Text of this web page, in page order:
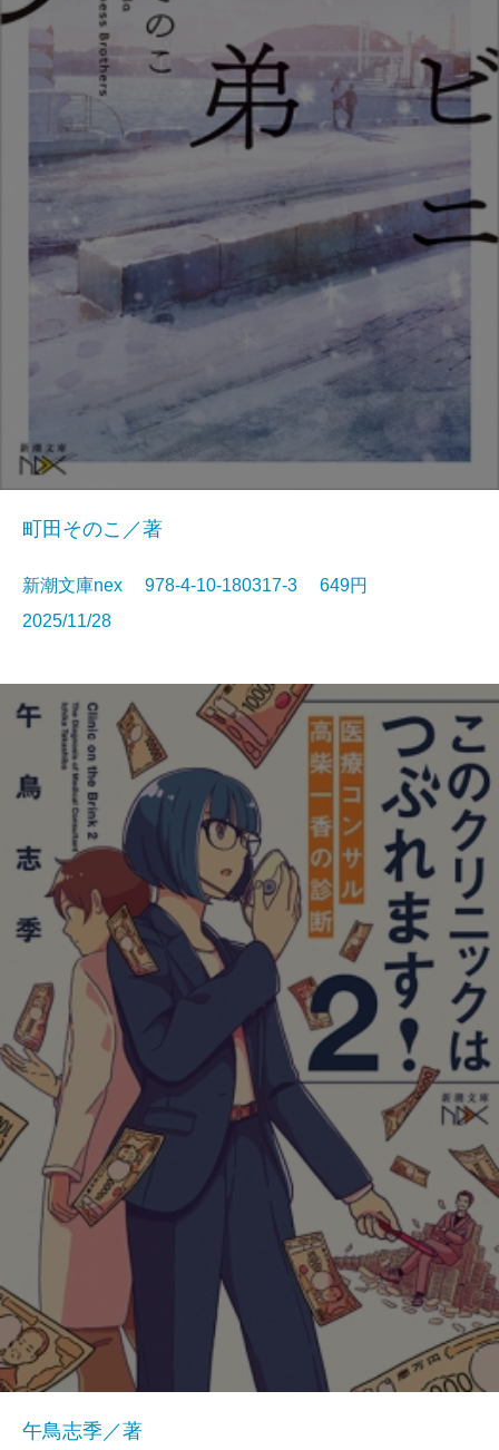
町田そのこ／著
新潮文庫nex 978-4-10-180317-3 649円
2025/11/28
午鳥志季／著